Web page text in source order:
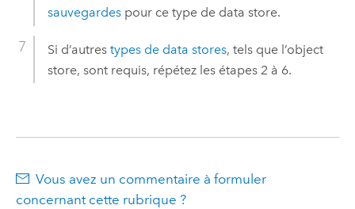
sauvegardespour ce type de data store.
Si d’autres types de data stores, tels que l’object
store, sont requis, répétez les étapes 2 à 6.
Vous avez un commentaire à formuler
concernant cette rubrique ?